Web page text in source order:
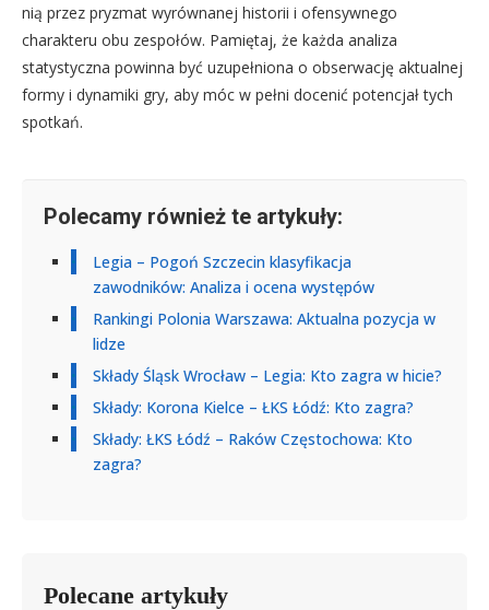
nią przez pryzmat wyrównanej historii i ofensywnego
charakteru obu zespołów. Pamiętaj, że każda analiza
statystyczna powinna być uzupełniona o obserwację aktualnej
formy i dynamiki gry, aby móc w pełni docenić potencjał tych
spotkań.
Polecamy również te artykuły:
Legia – Pogoń Szczecin klasyfikacja
zawodników: Analiza i ocena występów
Rankingi Polonia Warszawa: Aktualna pozycja w
lidze
Składy Śląsk Wrocław – Legia: Kto zagra w hicie?
Składy: Korona Kielce – ŁKS Łódź: Kto zagra?
Składy: ŁKS Łódź – Raków Częstochowa: Kto
zagra?
Polecane artykuły